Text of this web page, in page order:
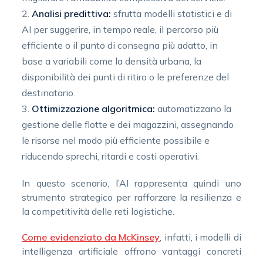
Analisi predittiva:sfrutta modelli statistici e di
AI per suggerire, in tempo reale, il percorso più
efficiente o il punto di consegna più adatto, in
base a variabili come la densità urbana, la
disponibilità dei punti di ritiro o le preferenze del
destinatario.
Ottimizzazione algoritmica:automatizzano la
gestione delle flotte e dei magazzini, assegnando
le risorse nel modo più efficiente possibile e
riducendo sprechi, ritardi e costi operativi.
In questo scenario, l’AI rappresenta quindi uno
strumento strategico per rafforzare la resilienza e
la competitività delle reti logistiche.
Come evidenziato da McKinsey, infatti, i modelli di
intelligenza artificiale offrono vantaggi concreti